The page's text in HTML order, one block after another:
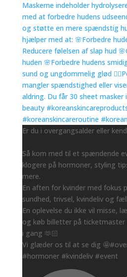
Er du i overgangsalder eller
Så kom med til et spændende
klogere på hormoner, styling
mere.
En aften for kvinder med fokus
sundhed, trivsel, kvindeliv og
En oplevelse du ikke vil misse,
og køb billetter på ticketmaster
i gang 🫶🏻
Vi glæder os til at se dig
#hormoner #kvindeliv #event